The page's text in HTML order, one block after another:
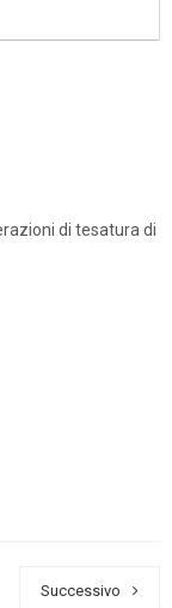
di tesatura di
Successivo